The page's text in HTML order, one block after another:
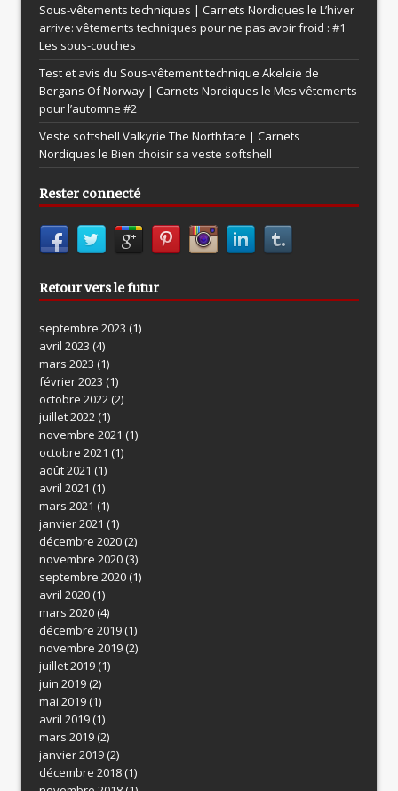
Sous-vêtements techniques | Carnets Nordiques le L’hiver
arrive: vêtements techniques pour ne pas avoir froid : #1
Les sous-couches
Test et avis du Sous-vêtement technique Akeleie de
Bergans Of Norway | Carnets Nordiques le Mes vêtements
pour l’automne #2
Veste softshell Valkyrie The Northface | Carnets
Nordiques le Bien choisir sa veste softshell
Rester connecté
Retour vers le futur
septembre 2023 (1)
avril 2023 (4)
mars 2023 (1)
février 2023 (1)
octobre 2022(2)
juillet 2022(1)
novembre 2021 (1)
octobre 2021 (1)
août 2021 (1)
avril 2021 (1)
mars 2021 (1)
janvier 2021 (1)
décembre 2020(2)
novembre 2020(3)
septembre 2020(1)
avril 2020(1)
mars 2020(4)
décembre 2019(1)
novembre 2019(2)
juillet 2019(1)
juin 2019(2)
mai 2019(1)
avril 2019(1)
mars 2019(2)
janvier 2019(2)
décembre 2018(1)